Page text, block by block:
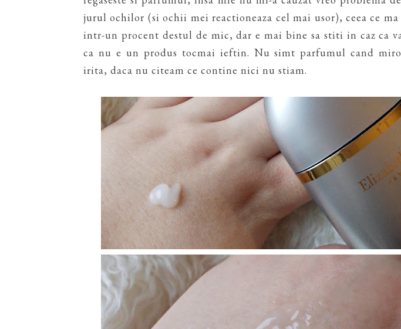
jurul ochilor (si ochii mei reactioneaza cel mai usor), ceea ce ma
intr-un procent destul de mic, dar e mai bine sa stiti in caz ca
ca nu e un produs tocmai ieftin. Nu simt parfumul cand
irita, daca nu citeam ce contine nici nu stiam.